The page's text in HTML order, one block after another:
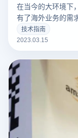
在当今的大环境
有了海外业务的需
针对不同的工作内
器。要清楚的了解
很大的不同
技术指南
2023.03.15